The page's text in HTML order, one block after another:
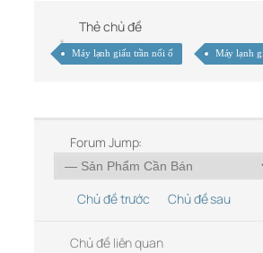
Thẻ chủ đề
Máy lạnh giấu trần nối ố Máy lạnh
Forum Jump:
Chủ đề trước Chủ đề sau
Chủ đề liên quan